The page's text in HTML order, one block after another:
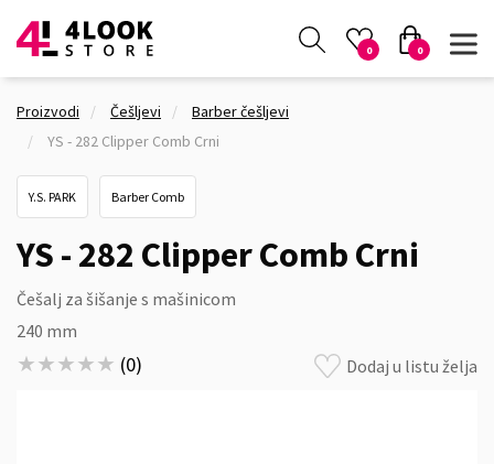
0 0
Proizvodi Češljevi
Barber češljevi
YS - 282 Clipper Comb Crni
Y.S. PARK Barber Comb
YS - 282 Clipper Comb Crni
Češalj za šišanje s mašinicom
240 mm
★★★★★
★★★★★ (0) Dodaj u listu želja